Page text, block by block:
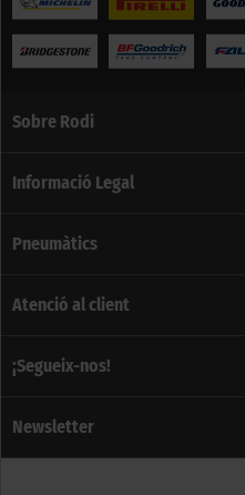
Sobre Rodi
Informació Legal
Pneumàtics
Atenció al client
¡Segueix-nos!
Newsletter